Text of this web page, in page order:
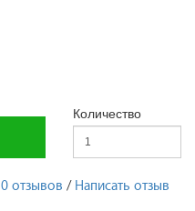
Количество
0 отзывов / Написать отзыв